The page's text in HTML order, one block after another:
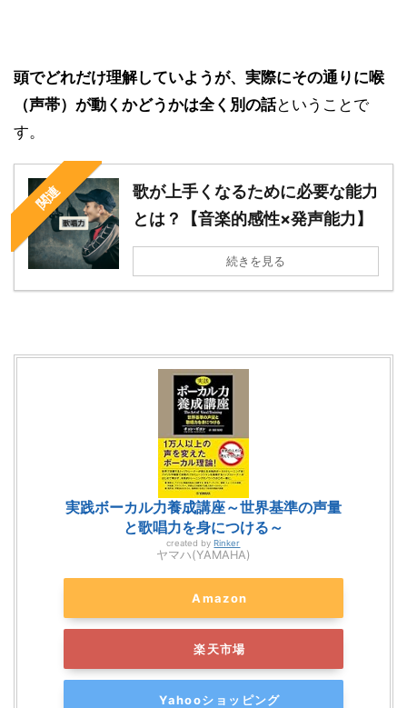
頭でどれだけ理解していようが、実際にその通りに喉
（声帯）が動くかどうかは全く別の話ということで
す。
関連
歌が上手くなるために必要な能力
とは？【音楽的感性×発声能力】
続きを見る
実践ボーカル力養成講座～世界基準の声量
と歌唱力を身につける～
created byRinker
ヤマハ(YAMAHA)
Amazon
楽天市場
Yahooショッピング